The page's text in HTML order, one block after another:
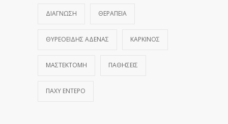
ΔΙΆΓΝΩΣΗ ΘΕΡΑΠΕΊΑ
ΘΥΡΕΟΕΙΔΉΣ ΑΔΈΝΑΣ ΚΑΡΚΊΝΟΣ
ΜΑΣΤΕΚΤΟΜΉ ΠΑΘΉΣΕΙΣ
ΠΑΧΎ ΈΝΤΕΡΟ